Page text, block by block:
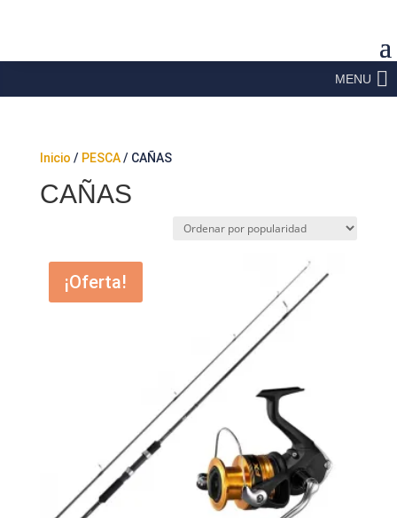
MENU
Inicio / PESCA/ CAÑAS
CAÑAS
¡Oferta!